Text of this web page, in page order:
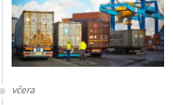
včera